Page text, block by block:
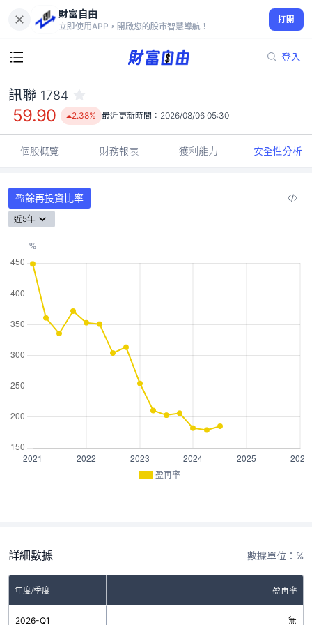
財富自由
立即使用APP，開啟您的股市智慧導航！
打開
登入
59.90
2.38%
訊聯 1784
59.90 2.38% 最近更新時間： 2026/08/06 05:30
個股概覽 財務報表 獲利能力 安全性分析
盈餘再投資比率
近5年
盈再率
詳細數據 數據單位：%
年度/季度 盈再率
2026-Q1 無